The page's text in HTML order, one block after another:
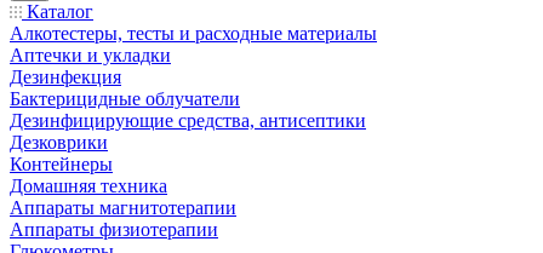
Каталог
Алкотестеры, тесты и расходные материалы
Аптечки и укладки
Дезинфекция
Бактерицидные облучатели
Дезинфицирующие средства, антисептики
Дезковрики
Контейнеры
Домашняя техника
Аппараты магнитотерапии
Аппараты физиотерапии